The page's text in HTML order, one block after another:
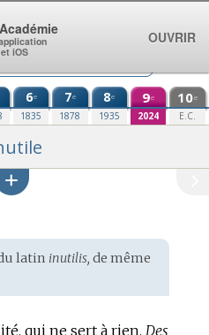
6e
1835
7e
1878
8e
1935
9e
2024
10e
E.C.
latin inutilis, de même
qui ne sert à rien. Des
iOS
OUVRIR